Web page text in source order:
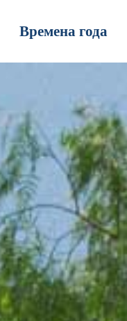
Времена года